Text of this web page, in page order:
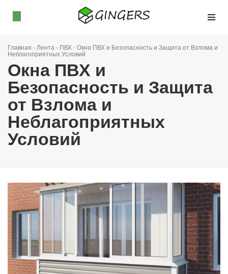
Главная - Лента - ПВХ - Окна ПВХ и Безопасность и Защита от Взлома и
Неблагоприятных Условий
Окна ПВХ и
Безопасность и Защита
от Взлома и
Неблагоприятных
Условий